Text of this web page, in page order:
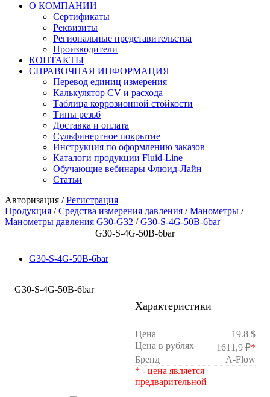
О КОМПАНИИ
Сертификаты
Реквизиты
Региональные представительства
Производители
КОНТАКТЫ
СПРАВОЧНАЯ ИНФОРМАЦИЯ
Перевод единиц измерения
Калькулятор CV и расхода
Таблица коррозионной стойкости
Типы резьб
Доставка и оплата
Сульфинертное покрытие
Инструкция по оформлению заказов
Каталоги продукции Fluid-Line
Обучающие вебинары Флюид-Лайн
Статьи
Авторизация /Регистрация
Продукция /Средства измерения давления /Манометры /
Манометры давления G30-G32 /G30-S-4G-50B-6bar
G30-S-4G-50B-6bar
G30-S-4G-50B-6bar
G30-S-4G-50B-6bar
Характеристики
Цена
19.8 $
Цена в рублях
1611,9 ₽*
Бренд
A-Flow
* - цена является
предварительной